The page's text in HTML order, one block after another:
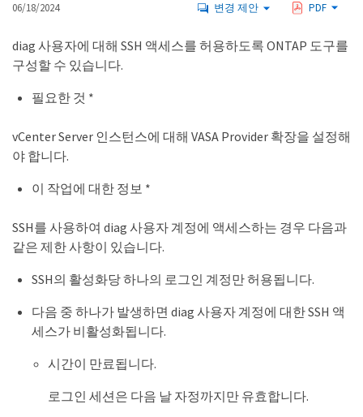
06/18/2024 변경 제안 PDF
diag 사용자에 대해 SSH 액세스를 허용하도록 ONTAP 도구를
구성할 수 있습니다.
필요한 것 *
vCenter Server 인스턴스에 대해 VASA Provider 확장을 설정해
야 합니다.
이 작업에 대한 정보 *
SSH를 사용하여 diag 사용자 계정에 액세스하는 경우 다음과
같은 제한 사항이 있습니다.
SSH의 활성화당 하나의 로그인 계정만 허용됩니다.
다음 중 하나가 발생하면 diag 사용자 계정에 대한 SSH 액
세스가 비활성화됩니다.
시간이 만료됩니다.
로그인 세션은 다음 날 자정까지만 유효합니다.